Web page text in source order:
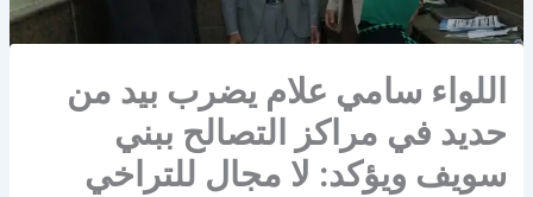
اللواء سامي علام يضرب بيد من
حديد في مراكز التصالح ببني
سويف ويؤكد: لا مجال للتراخي